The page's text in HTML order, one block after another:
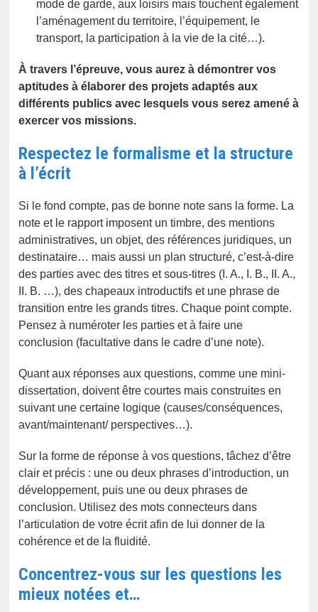
mode de garde, aux loisirs mais touchent également
l’aménagement du territoire, l’équipement, le
transport, la participation à la vie de la cité…).
À travers l’épreuve, vous aurez à démontrer vos
aptitudes à élaborer des projets adaptés aux
différents publics avec lesquels vous serez amené à
exercer vos missions.
Respectez le formalisme et la structure
à l’écrit
Si le fond compte, pas de bonne note sans la forme. La
note et le rapport imposent un timbre, des mentions
administratives, un objet, des références juridiques, un
destinataire… mais aussi un plan structuré, c’est-à-dire
des parties avec des titres et sous-titres (I. A., I. B., II. A.,
II. B. …), des chapeaux introductifs et une phrase de
transition entre les grands titres. Chaque point compte.
Pensez à numéroter les parties et à faire une
conclusion (facultative dans le cadre d’une note).
Quant aux réponses aux questions, comme une mini-
dissertation, doivent être courtes mais construites en
suivant une certaine logique (causes/conséquences,
avant/maintenant/ perspectives…).
Sur la forme de réponse à vos questions, tâchez d’être
clair et précis : une ou deux phrases d’introduction, un
développement, puis une ou deux phrases de
conclusion. Utilisez des mots connecteurs dans
l’articulation de votre écrit afin de lui donner de la
cohérence et de la fluidité.
Concentrez-vous sur les questions les
mieux notées et…